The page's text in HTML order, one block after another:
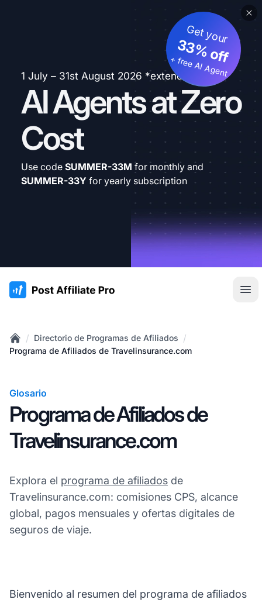
1 July – 31st August 2026 *extended
AI Agents at Zero
Cost
Get your
33% off
+ free AI Agent
Use code SUMMER-33M for monthly and
SUMMER-33Y for yearly subscription
:site.title
Home
/ Directorio de Programas de Afiliados /
Programa de Afiliados de Travelinsurance.com
Glosario
Programa de Afiliados de
Travelinsurance.com
Explora el programa de afiliados de
Travelinsurance.com: comisiones CPS, alcance
global, pagos mensuales y ofertas digitales de
seguros de viaje.
Bienvenido al resumen del programa de afiliados